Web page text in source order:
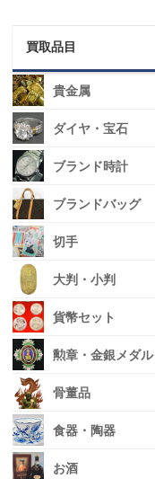
買取品目
貴金属
ダイヤ・宝石
ブランド時計
ブランドバッグ
切手
大判・小判
貨幣セット
勲章・金銀メダル
骨董品
食器・陶器
お酒